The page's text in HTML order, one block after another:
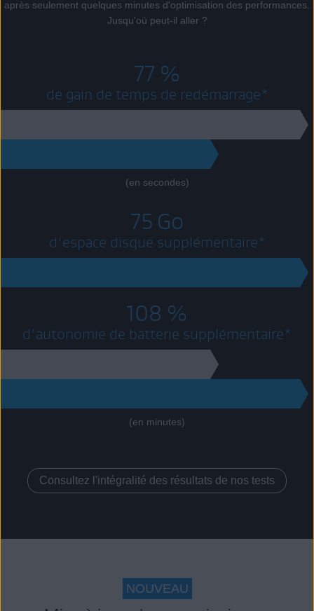
après seulement quelques minutes d'optimisation des performances.
Jusqu'où peut-il aller ?
77 %
de gain de temps de redémarrage*
(en secondes)
75 Go
d'espace disque supplémentaire*
108 %
d'autonomie de batterie supplémentaire*
(en minutes)
Consultez l'intégralité des résultats de nos tests
NOUVEAU